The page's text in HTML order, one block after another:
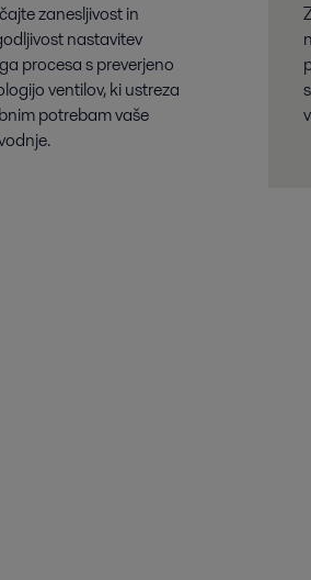
zanesljivost in
nastavitev
procesa s preverjeno
ventilov, ki ustreza
potrebam vaše